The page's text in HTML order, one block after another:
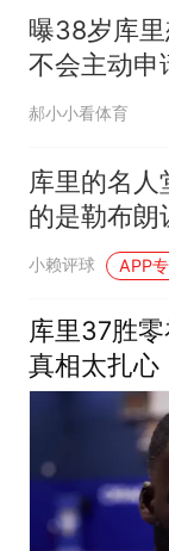
曝38岁库里
不会主动申
降薪帮助球队
郝小小看体育
库里的名
的是勒布朗
吗？
小赖评球 APP
库里37胜
真相太扎心